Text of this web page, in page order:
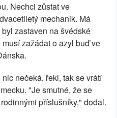
Nechci zůstat ve
mechanik. Má
zastaven na švédské
zažádat o azyl buď ve
nečeká, řekl, tak se vrátí
"Je smutné, že se
příslušníky," dodal.